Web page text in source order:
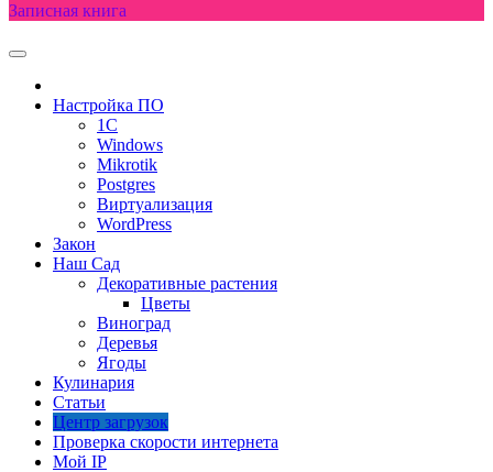
Записная книга
Настройка ПО
1C
Windows
Mikrotik
Postgres
Виртуализация
WordPress
Закон
Наш Сад
Декоративные растения
Цветы
Виноград
Деревья
Ягоды
Кулинария
Статьи
Центр загрузок
Проверка скорости интернета
Мой IP